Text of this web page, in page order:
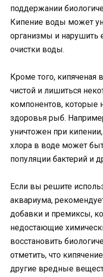
поддержании
Кипение воды может
организмы и нарушить
очистки воды.
Кроме того, кипяченая
чистой и лишиться
компонентов,
здоровья рыб.
уничтожен при
хлора в воде может
популяции бактерий и
Если вы решите
аквариума,
добавки и премиксы,
недостающие
восстановить
отметить, что
другие вредные